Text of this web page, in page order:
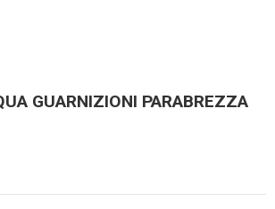
GUARNIZIONI PARABREZZA